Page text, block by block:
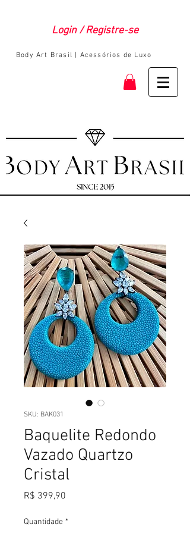
Login / Registre-se
Body Art Brasil | Acessórios de Luxo
SKU: BAK031
Baquelite Redondo
Vazado Quartzo
Cristal
R$ 399,90
Quantidade *